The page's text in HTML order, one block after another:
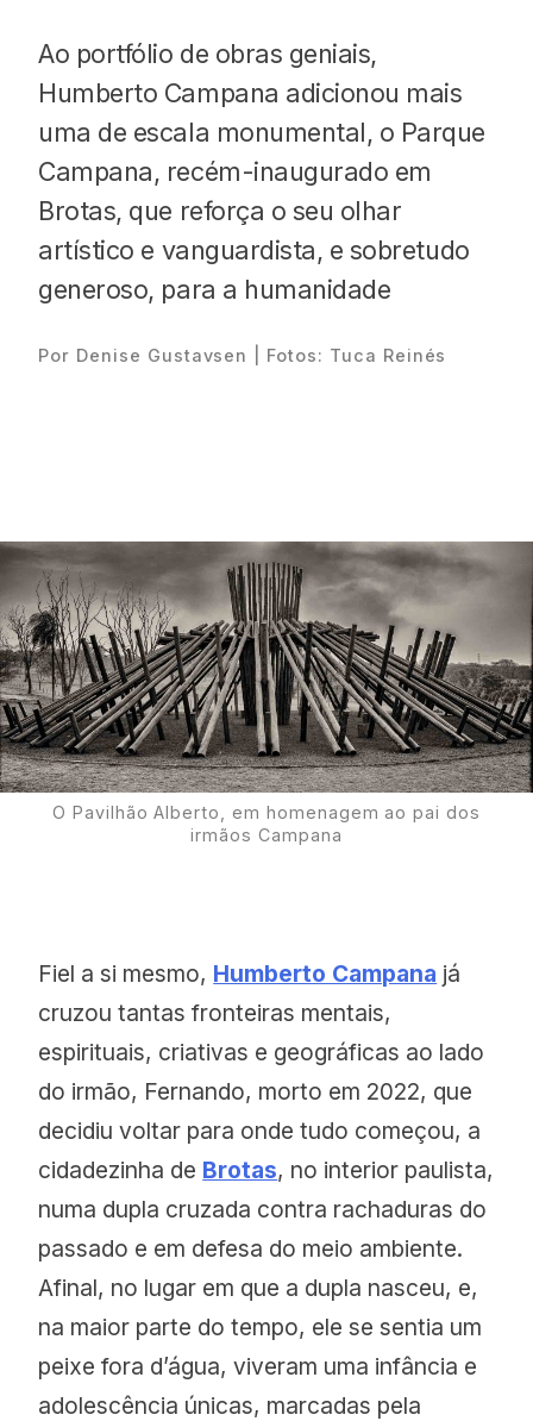
Proudly
Ao portfólio de obras geniais,
Humberto Campana adicionou mais
uma de escala monumental, o Parque
Campana, recém-inaugurado em
Brotas, que reforça o seu olhar
artístico e vanguardista, e sobretudo
generoso, para a humanidade
Por Denise Gustavsen | Fotos: Tuca Reinés
O Pavilhão Alberto, em homenagem ao pai dos
irmãos Campana
Fiel a si mesmo, Humberto Campana já
cruzou tantas fronteiras mentais,
espirituais, criativas e geográficas ao lado
do irmão, Fernando, morto em 2022, que
decidiu voltar para onde tudo começou, a
cidadezinha de Brotas, no interior paulista,
numa dupla cruzada contra rachaduras do
passado e em defesa do meio ambiente.
Afinal, no lugar em que a dupla nasceu, e,
na maior parte do tempo, ele se sentia um
peixe fora d’água, viveram uma infância e
adolescência únicas, marcadas pela